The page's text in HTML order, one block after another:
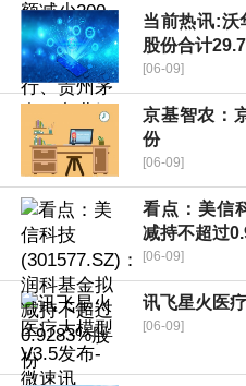
当前热讯:沃
股份合计
[06-09]
京基智农：
份
[06-09]
看点：美信
减持不超过
[06-09]
讯飞星火医
[06-09]